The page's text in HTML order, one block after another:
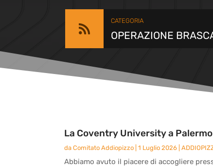

CATEGORIA
OPERAZIONE
La Coventry University a
da Comitato Addiopizzo 1 Luglio 2026
Abbiamo avuto il piacere di accogliere